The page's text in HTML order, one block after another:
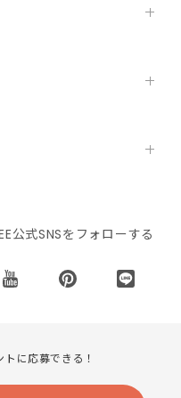
公式SNSをフォローする
に応募できる！